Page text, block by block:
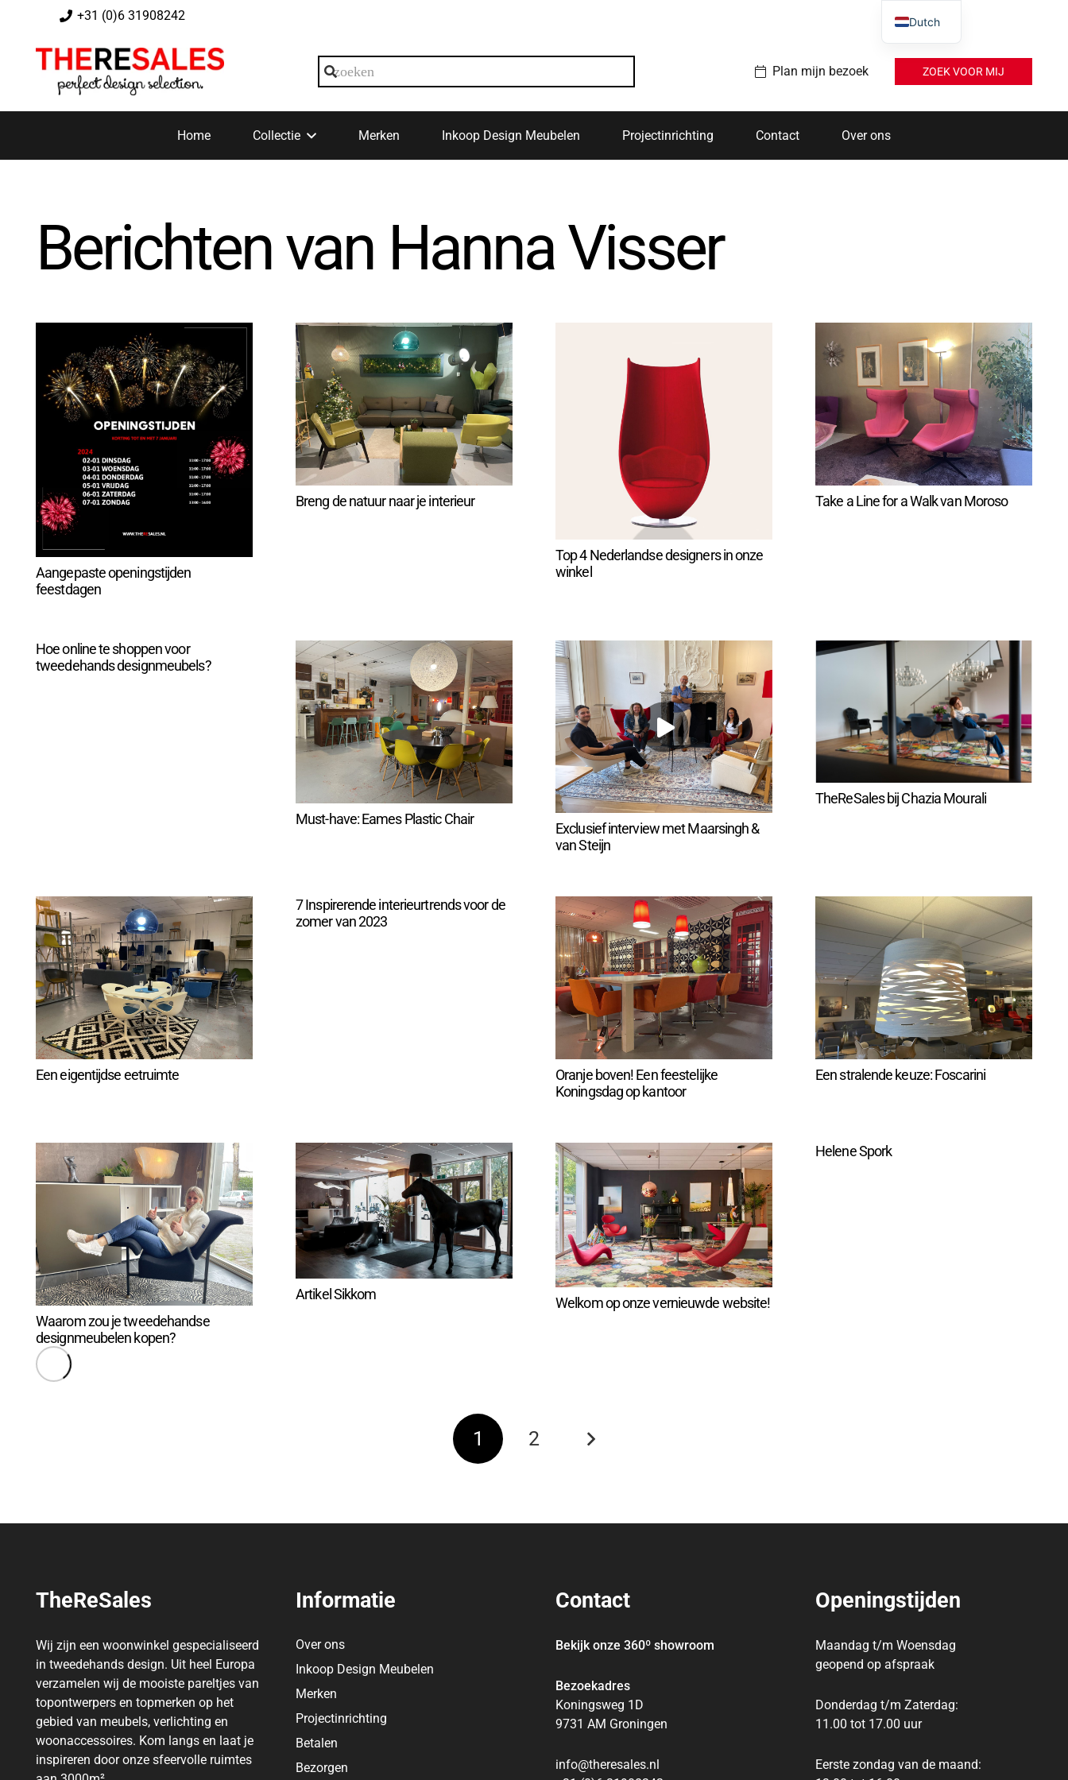
+31 (0)6 31908242
Plan mijn bezoek ZOEK VOOR MIJ
Home Collectie Merken Inkoop Design Meubelen Projectinrichting Contact Over ons
Berichten van Hanna Visser
Aangepaste openingstijden
feestdagen
Breng de natuur naar je interieur
Top 4 Nederlandse designers in onze
winkel
Take a Line for a Walk van Moroso
Hoe online te shoppen voor
tweedehands designmeubels?
Must-have: Eames Plastic Chair
Exclusief interview met Maarsingh &
van Steijn
TheReSales bij Chazia Mourali
Een eigentijdse eetruimte
7 Inspirerende interieurtrends voor de
zomer van 2023
Oranje boven! Een feestelijke
Koningsdag op kantoor
Een stralende keuze: Foscarini
Waarom zou je tweedehandse
designmeubelen kopen?
Artikel Sikkom
Welkom op onze vernieuwde website!
Helene Spork
1 2
TheReSales
Wij zijn een woonwinkel gespecialiseerd
in tweedehands design. Uit heel Europa
verzamelen wij de mooiste pareltjes van
topontwerpers en topmerken op het
gebied van meubels, verlichting en
woonaccessoires. Kom langs en laat je
inspireren door onze sfeervolle ruimtes
Informatie
Over ons
Inkoop Design Meubelen
Merken
Projectinrichting
Betalen
Bezorgen
Contact
Bekijk onze 360º showroom
Bezoekadres
Koningsweg 1D
9731 AM Groningen
info@theresales.nl
Openingstijden
Maandag t/m Woensdag
geopend op afspraak
Donderdag t/m Zaterdag:
11.00 tot 17.00 uur
Eerste zondag van de maand:
Dutch